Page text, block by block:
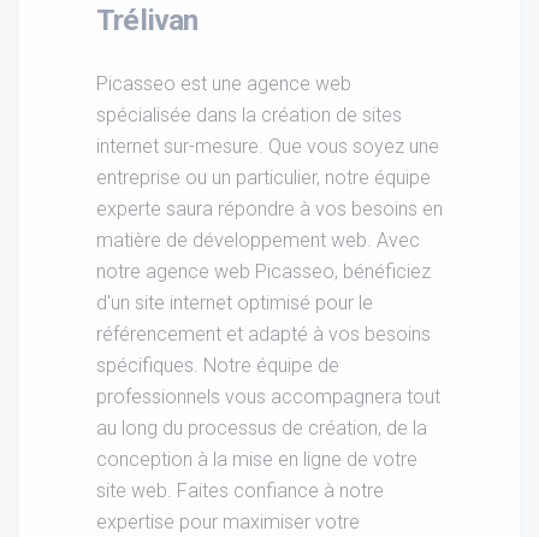
Trélivan
Picasseo est une agence web
spécialisée dans la création de sites
internet sur-mesure. Que vous soyez une
entreprise ou un particulier, notre équipe
experte saura répondre à vos besoins en
matière de développement web. Avec
notre agence web Picasseo, bénéficiez
d'un site internet optimisé pour le
référencement et adapté à vos besoins
spécifiques. Notre équipe de
professionnels vous accompagnera tout
au long du processus de création, de la
conception à la mise en ligne de votre
site web. Faites confiance à notre
expertise pour maximiser votre